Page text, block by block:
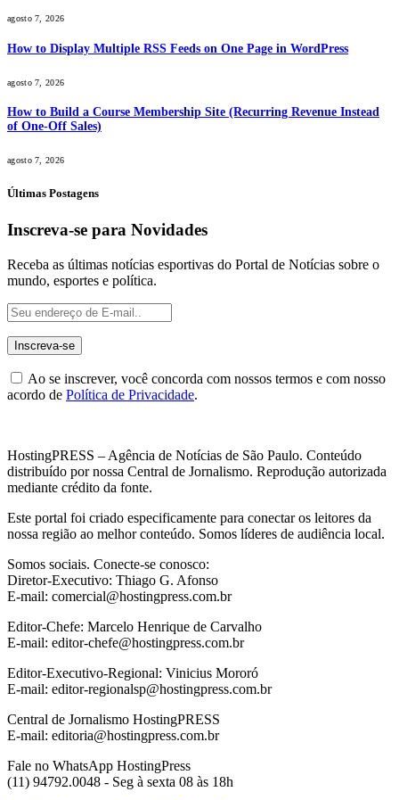
agosto 7, 2026
How to Display Multiple RSS Feeds on One Page in WordPress
agosto 7, 2026
How to Build a Course Membership Site (Recurring Revenue Instead
of One-Off Sales)
agosto 7, 2026
Últimas Postagens
Inscreva-se para Novidades
Receba as últimas notícias esportivas do Portal de Notícias sobre o
mundo, esportes e política.
Ao se inscrever, você concorda com nossos termos e com nosso
acordo de Política de Privacidade.
HostingPRESS – Agência de Notícias de São Paulo. Conteúdo
distribuído por nossa Central de Jornalismo. Reprodução autorizada
mediante crédito da fonte.
Este portal foi criado especificamente para conectar os leitores da
nossa região ao melhor conteúdo. Somos líderes de audiência local.
Somos sociais. Conecte-se conosco:
Diretor-Executivo: Thiago G. Afonso
E-mail: comercial@hostingpress.com.br
Editor-Chefe: Marcelo Henrique de Carvalho
E-mail: editor-chefe@hostingpress.com.br
Editor-Executivo-Regional: Vinicius Mororó
E-mail: editor-regionalsp@hostingpress.com.br
Central de Jornalismo HostingPRESS
E-mail: editoria@hostingpress.com.br
Fale no WhatsApp HostingPress
(11) 94792.0048 - Seg à sexta 08 às 18h